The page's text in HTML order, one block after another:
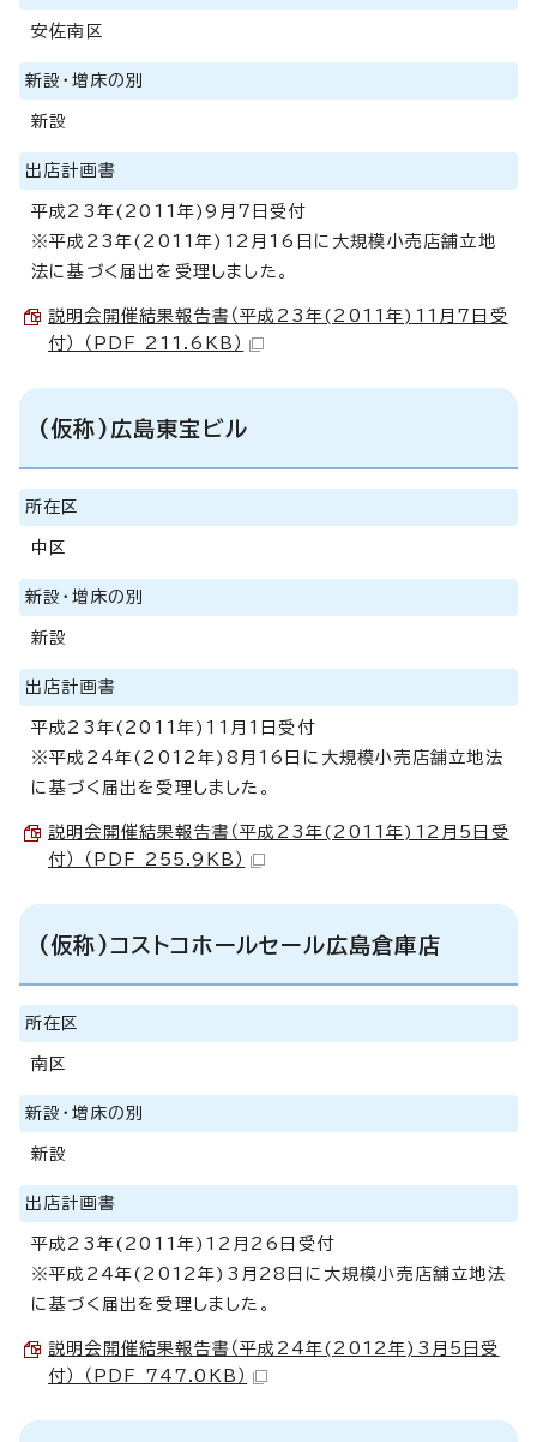
安佐南区
新設・増床の別
新設
出店計画書
平成23年(2011年)9月7日受付
※平成23年(2011年)12月16日に大規模小売店舗立地
法に基づく届出を受理しました。
説明会開催結果報告書（平成23年(2011年)11月7日受
付） （PDF 211.6KB）
(仮称)広島東宝ビル
所在区
中区
新設・増床の別
新設
出店計画書
平成23年(2011年)11月1日受付
※平成24年(2012年)8月16日に大規模小売店舗立地法
に基づく届出を受理しました。
説明会開催結果報告書（平成23年(2011年)12月5日受
付） （PDF 255.9KB）
(仮称)コストコホールセール広島倉庫店
所在区
南区
新設・増床の別
新設
出店計画書
平成23年(2011年)12月26日受付
※平成24年(2012年)3月28日に大規模小売店舗立地法
に基づく届出を受理しました。
説明会開催結果報告書（平成24年(2012年)3月5日受
付） （PDF 747.0KB）